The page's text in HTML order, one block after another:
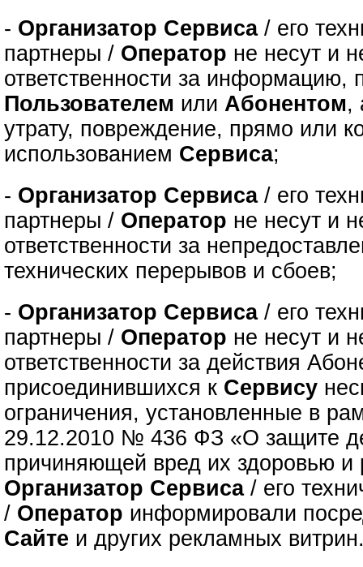
- Организатор Сервиса/ его
партнеры / Оператор не несут и
ответственности за информацию,
Пользователем илиАбонентом,
утрату, повреждение, прямо или
использованием Сервиса;
- Организатор Сервиса/ его
партнеры / Оператор не несут и
ответственности за
технических перерывов и сбоев;
- Организатор Сервиса/ его
партнеры / Оператор не несут и
ответственности за действия
присоединившихся к Сервису
ограничения, установленные в
29.12.2010 № 436 ФЗ «О защите
причиняющей вред их здоровью и
Организатор Сервиса/ его
/ Оператор информировали
Сайте и других рекламных